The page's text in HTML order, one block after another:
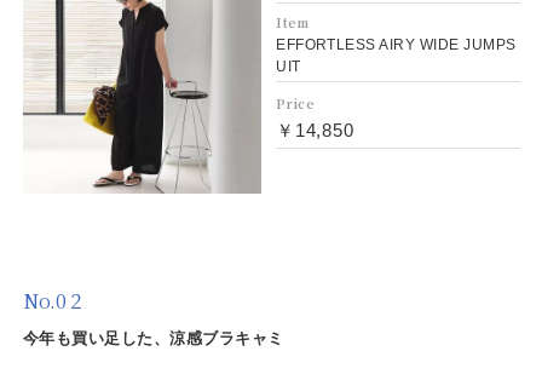
Item
EFFORTLESS AIRY WIDE JUMPS
UIT
Price
￥14,850
No.0２
今年も買い足した、涼感ブラキャミ